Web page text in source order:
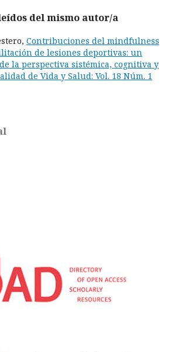
del mismo autor/a
Contribuciones del mindfulness
de lesiones deportivas: un
la perspectiva sistémica, cognitiva y
de Vida y Salud: Vol. 18 Núm. 1